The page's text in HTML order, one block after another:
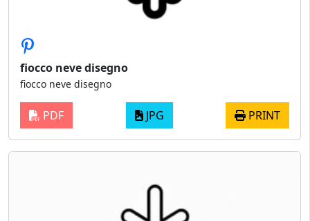
fiocco neve disegno
fiocco neve disegno
PDF JPG PRINT